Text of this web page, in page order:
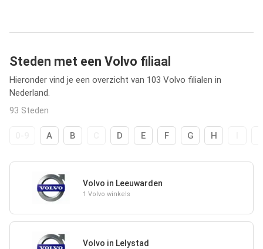
Steden met een Volvo filiaal
Hieronder vind je een overzicht van 103 Volvo filialen in
Nederland.
93 Steden
A B D E F G H
Volvo in Leeuwarden
1 Volvo winkels
Volvo in Lelystad